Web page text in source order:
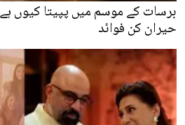
برسات کے موسم میں پپیتا کیوں
حیران کن فوائد